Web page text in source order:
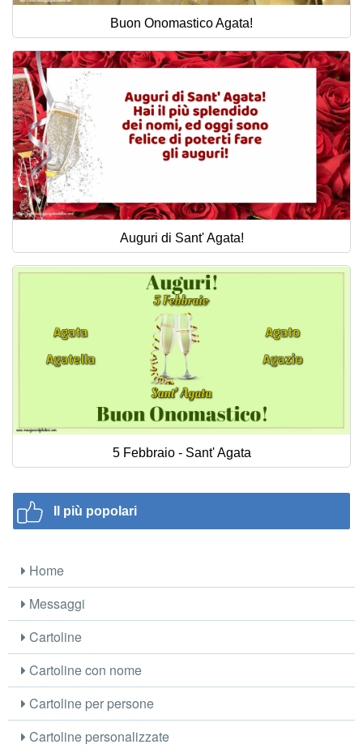
Buon Onomastico Agata!
Auguri di Sant' Agata!
5 Febbraio - Sant' Agata
Il più popolari
Home
Messaggi
Cartoline
Cartoline con nome
Cartoline per persone
Cartoline personalizzate